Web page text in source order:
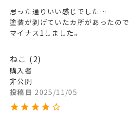
思った通りいい感じでした…
塗装が剥げていたカ所があったので
マイナス1しました。
ねこ 2
購入者
非公開
投稿日 2025/11/05